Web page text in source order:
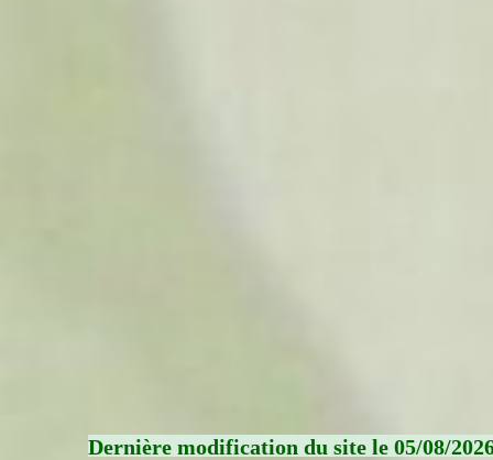
Dernière modification du site le 05/08/